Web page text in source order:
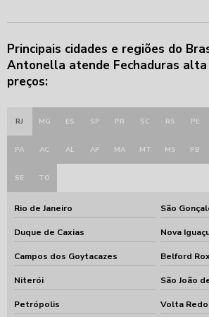
Principais cidades e regiões do
Antonella atende Fechaduras alta
preços:
RJ MG ES SP PR SC RS PE
PA AC AL AP MA MT MS PB
SE TO
Rio de Janeiro São
Duque de Caxias Nova
Campos dos Goytacazes Belford
Niterói São João
Petrópolis Volta